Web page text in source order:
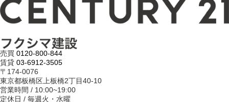
売買 0120-800-844
賃貸 03-6912-3505
〒174-0076
東京都板橋区上板橋2丁目40-10
営業時間 / 10:00~19:00
定休日 / 毎週火・水曜